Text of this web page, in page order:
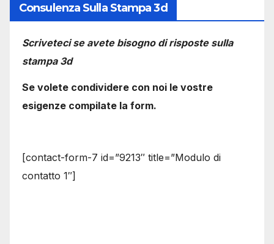
Consulenza Sulla Stampa 3d
Scriveteci se avete bisogno di risposte sulla
stampa 3d
Se volete condividere con noi le vostre
esigenze compilate la form.
[contact-form-7 id=”9213″ title=”Modulo di
contatto 1″]